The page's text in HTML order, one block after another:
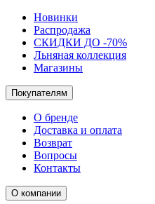
Новинки
Распродажа
СКИДКИ ДО -70%
Льняная коллекция
Магазины
Покупателям
О бренде
Доставка и оплата
Возврат
Вопросы
Контакты
О компании